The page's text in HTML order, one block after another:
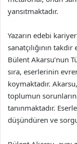
yansıtmaktadır.
Yazarın edebi
sanatçılığının
Bülent Akarsu’nun
sıra, eserlerinin
koymaktadır.
toplumun
tanınmaktadır.
düşündüren ve